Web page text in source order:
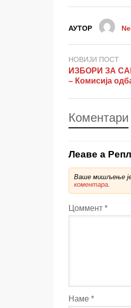
АУТОР
НОВИЈИ ПОСТ
ИЗБОРИ ЗА
– Комисија
Коментари
Леаве а
Ваше мишљење је
коментара
Цоммент *
Наме *